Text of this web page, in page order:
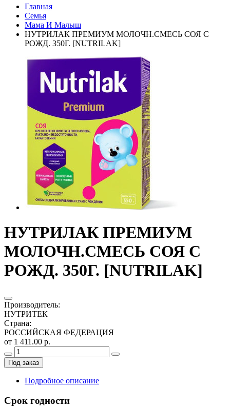
Главная
Семья
Мама И Малыш
НУТРИЛАК ПРЕМИУМ МОЛОЧН.СМЕСЬ СОЯ С
РОЖД. 350Г. [NUTRILAK]
НУТРИЛАК ПРЕМИУМ
МОЛОЧН.СМЕСЬ СОЯ С
РОЖД. 350Г. [NUTRILAK]
Производитель:
НУТРИТЕК
Страна:
РОССИЙСКАЯ ФЕДЕРАЦИЯ
от 1 411.00 р.
Под заказ
Подробное описание
Срок годности